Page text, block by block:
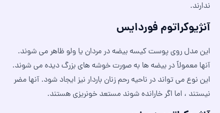
ندارند.
آنژیوکراتوم فوردایس
این مدل روی پوست کیسه بیضه در مردان یا ولو ظاهر می شوند.
آنها معمولاً در بیضه ها به صورت خوشه های بزرگ دیده می شوند.
این نوع می تواند در ناحیه رحم زنان باردار نیز ایجاد شود. آنها مضر
نیستند ، اما اگر خارانده شوند مستعد خونریزی هستند.